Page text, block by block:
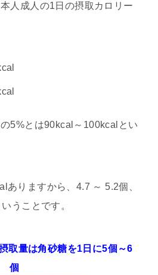
人成人の1日の摂取カロリー
5%とは90kcal～100kcalとい
ありますから、4.7 ～ 5.2個、
うことです。
取量は角砂糖を1日に5個～6
個